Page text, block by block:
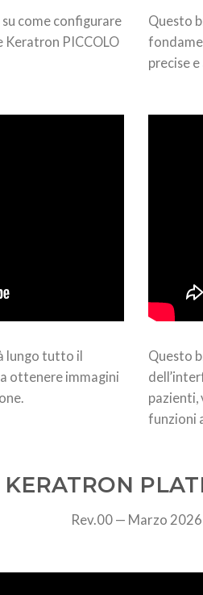
come configurare
PICCOLO
Questo
precise
lungo tutto il
ottenere immagini
Questo
pazienti,
funzioni
KERATRON
Rev.00 — Marzo 2026